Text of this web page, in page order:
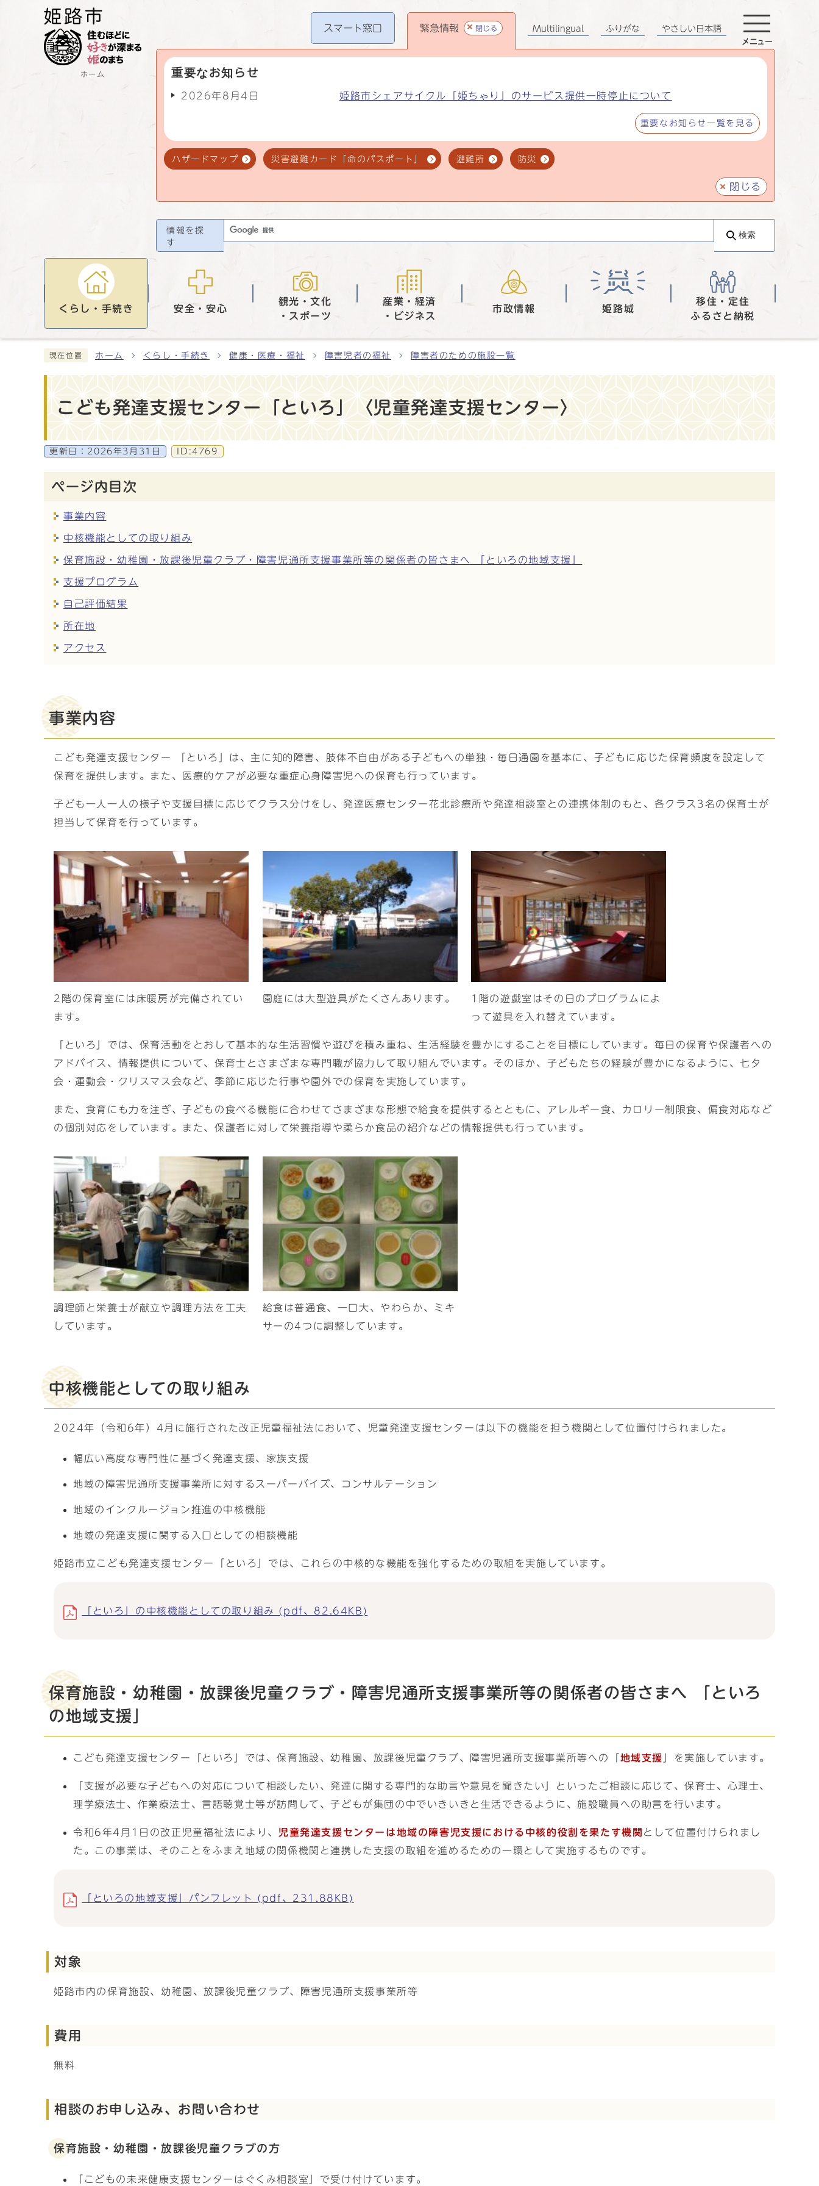
ホーム
スマート窓口 緊急情報 閉じる
重要なお知らせ
2026年8月4日 姫路市シェアサイクル「姫ちゃり」のサービス提供一時停止について
重要なお知らせ一覧を見る
ハザードマップ 災害避難カード「命のパスポート」 避難所 防災
閉じる
Multilingual ふりがな やさしい日本語
メニュー
情報を探
す
検索
くらし・手続き 安全・安心
観光・文化
・スポーツ
産業・経済
・ビジネス
市政情報 姫路城
移住・定住
ふるさと納税
現在位置 ホーム くらし・手続き 健康・医療・福祉 障害児者の福祉 障害者のための施設一覧
こども発達支援センター「といろ」〈児童発達支援センター〉
更新日： 2026年3月31日 ID:4769
ページ内目次
事業内容
中核機能としての取り組み
保育施設・幼稚園・放課後児童クラブ・障害児通所支援事業所等の関係者の皆さまへ 「といろの地域支援」
支援プログラム
自己評価結果
所在地
アクセス
事業内容
こども発達支援センター 「といろ」は、主に知的障害、肢体不自由がある子どもへの単独・毎日通園を基本に、子どもに応じた保育頻度を設定して
保育を提供します。また、医療的ケアが必要な重症心身障害児への保育も行っています。
子ども一人一人の様子や支援目標に応じてクラス分けをし、発達医療センター花北診療所や発達相談室との連携体制のもと、各クラス3名の保育士が
担当して保育を行っています。
2階の保育室には床暖房が完備されてい
ます。
園庭には大型遊具がたくさんあります。
1階の遊戯室はその日のプログラムによ
って遊具を入れ替えています。
「といろ」では、保育活動をとおして基本的な生活習慣や遊びを積み重ね、生活経験を豊かにすることを目標にしています。毎日の保育や保護者への
アドバイス、情報提供について、保育士とさまざまな専門職が協力して取り組んでいます。そのほか、子どもたちの経験が豊かになるように、七夕
会・運動会・クリスマス会など、季節に応じた行事や園外での保育を実施しています。
また、食育にも力を注ぎ、子どもの食べる機能に合わせてさまざまな形態で給食を提供するとともに、アレルギー食、カロリー制限食、偏食対応など
の個別対応をしています。また、保護者に対して栄養指導や柔らか食品の紹介などの情報提供も行っています。
調理師と栄養士が献立や調理方法を工夫
しています。
給食は普通食、一口大、やわらか、ミキ
サーの4つに調整しています。
中核機能としての取り組み
2024年（令和6年）4月に施行された改正児童福祉法において、児童発達支援センターは以下の機能を担う機関として位置付けられました。
幅広い高度な専門性に基づく発達支援、家族支援
地域の障害児通所支援事業所に対するスーパーバイズ、コンサルテーション
地域のインクルージョン推進の中核機能
地域の発達支援に関する入口としての相談機能
姫路市立こども発達支援センター「といろ」では、これらの中核的な機能を強化するための取組を実施しています。
「といろ」の中核機能としての取り組み (pdf、82.64KB)
保育施設・幼稚園・放課後児童クラブ・障害児通所支援事業所等の関係者の皆さまへ 「といろ
の地域支援」
こども発達支援センター「といろ」では、保育施設、幼稚園、放課後児童クラブ、障害児通所支援事業所等への「 地域支援 」を実施しています。
「支援が必要な子どもへの対応について相談したい、発達に関する専門的な助言や意見を聞きたい」といったご相談に応じて、保育士、心理士、
理学療法士、作業療法士、言語聴覚士等が訪問して、子どもが集団の中でいきいきと生活できるように、施設職員への助言を行います。
令和6年4月1日の改正児童福祉法により、 児童発達支援センターは地域の障害児支援における中核的役割を果たす機関 として位置付けられまし
た。この事業は、そのことをふまえ地域の関係機関と連携した支援の取組を進めるための一環として実施するものです。
「といろの地域支援」パンフレット (pdf、231.88KB)
対象
姫路市内の保育施設、幼稚園、放課後児童クラブ、障害児通所支援事業所等
費用
無料
相談のお申し込み、お問い合わせ
保育施設・幼稚園・放課後児童クラブの方
「こどもの未来健康支援センターはぐくみ相談室」で受け付けています。